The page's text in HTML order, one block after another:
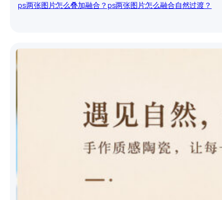
ps两张图片怎么叠加融合？ps两张图片怎么融合自然过渡？